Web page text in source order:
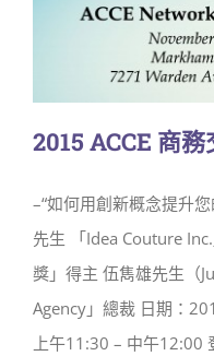
2015 ACCE 商
–“如何用創新概念提升
先生 「Idea Couture
獎」得主 伍雋雄先生（
Agency」總裁 日期：
上午11:30 – 中午12:00